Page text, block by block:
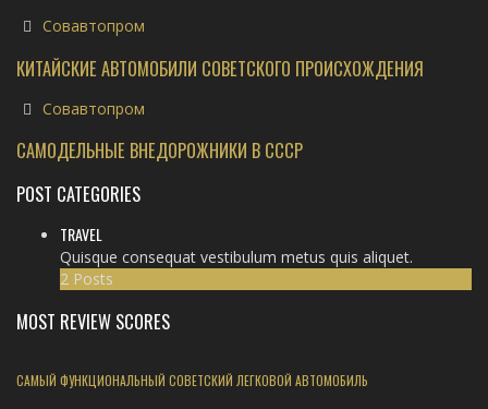
Совавтопром
КИТАЙСКИЕ АВТОМОБИЛИ СОВЕТСКОГО ПРОИСХОЖДЕНИЯ
Совавтопром
САМОДЕЛЬНЫЕ ВНЕДОРОЖНИКИ В СССР
POST CATEGORIES
TRAVEL
Quisque consequat vestibulum metus quis aliquet.
2 Posts
MOST REVIEW SCORES
САМЫЙ ФУНКЦИОНАЛЬНЫЙ СОВЕТСКИЙ ЛЕГКОВОЙ АВТОМОБИЛЬ